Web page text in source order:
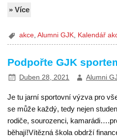
» Více
akce,Alumni GJK, Kalendář
Podpořte GJK
Duben 28, 2021 Alumni
Je tu jarní sportovní výzva pro
se může každý, tedy nejen
rodiče, sourozenci,
běhají!Vítězná škola obdrží